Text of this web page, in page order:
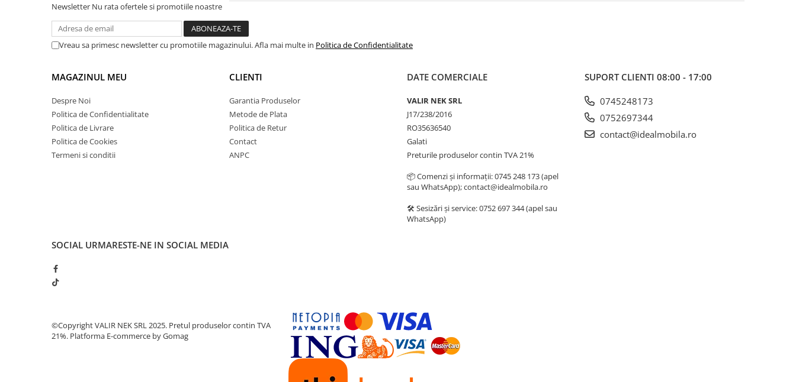
Newsletter Nu rata ofertele si promotiile noastre
Vreau sa primesc newsletter cu promotiile magazinului. Afla mai multe in Politica de Confidentialitate
MAGAZINUL MEU
Despre Noi
Politica de Confidentialitate
Politica de Livrare
Politica de Cookies
Termeni si conditii
CLIENTI
Garantia Produselor
Metode de Plata
Politica de Retur
Contact
ANPC
DATE COMERCIALE
VALIR NEK SRL
J17/238/2016
RO35636540
Galati
Preturile produselor contin TVA 21%
📦 Comenzi și informații: 0745 248 173 (apel
sau WhatsApp); contact@idealmobila.ro
🛠️ Sesizări și service: 0752 697 344 (apel sau
WhatsApp)
SUPORT CLIENTI 08:00 - 17:00
0745248173
0752697344
contact@idealmobila.ro
SOCIAL URMARESTE-NE IN SOCIAL MEDIA
©Copyright VALIR NEK SRL 2025. Pretul produselor contin TVA
21%. Platforma E-commerce by Gomag